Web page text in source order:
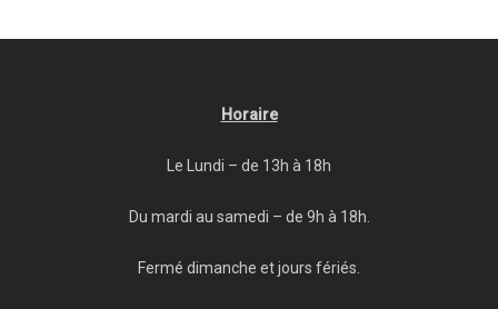
Horaire
Le Lundi – de 13h à 18h
Du mardi au samedi – de 9h à 18h.
Fermé dimanche et jours fériés.